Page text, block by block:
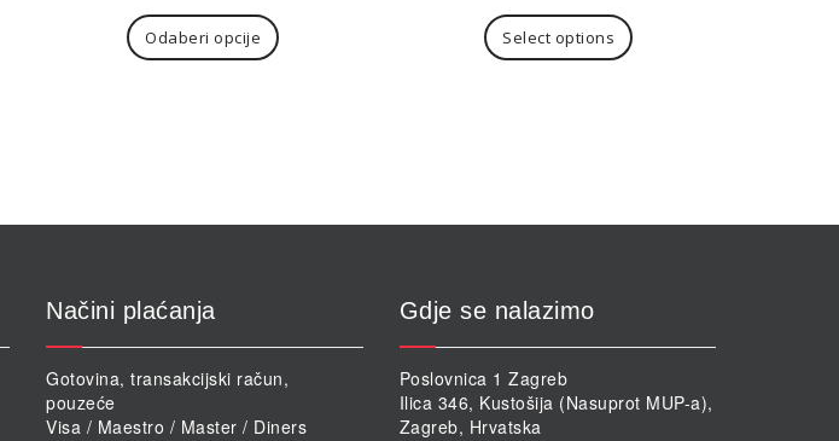
Odaberi opcije
proizvod
na
Select options
Načini plaćanja
Gotovina, transakcijski račun,
pouzeće
Visa / Maestro / Master / Diners
Gdje se nalazimo
Poslovnica 1 Zagreb
Ilica 346, Kustošija (Nasuprot MUP-a),
Zagreb, Hrvatska